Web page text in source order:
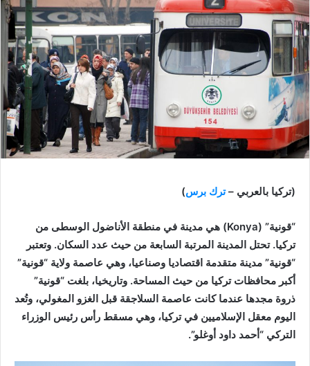
(تركيا بالعربي –ترك برس)
“قونية” (Konya) هي مدينة في منطقة الأناضول الوسطى من
تركيا. تحتل المدينة المرتبة السابعة من حيث عدد السكان. وتعتبر
“قونية” مدينة متقدمة اقتصاديا وصناعيا، وهي عاصمة ولاية “قونية”
أكبر محافظات تركيا من حيث المساحة. وتاريخيا، بلغت “قونية”
ذروة مجدها عندما كانت عاصمة السلاجقة قبل الغزو المغولي، وتُعد
اليوم معقل الإسلاميين في تركيا، وهي مسقط رأس رئيس الوزراء
التركي “أحمد داود أوغلو”.